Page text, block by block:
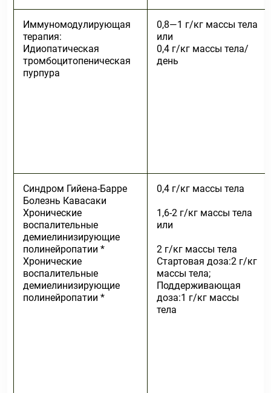
Иммуномодулирующая
терапия:
Идиопатическая
тромбоцитопеническая
пурпура
0,8—1 г/кг массы тела
или
0,4 г/кг массы тела/
день
Синдром Гийена-Барре
Болезнь Кавасаки
Хронические
воспалительные
демиелинизирующие
полинейропатии *
Хронические
воспалительные
демиелинизирующие
полинейропатии *
0,4 г/кг массы тела
1,6-2 г/кг массы тела
или
2 г/кг массы тела
Стартовая доза:2 г/кг
массы тела;
Поддерживающая
доза:1 г/кг массы
тела